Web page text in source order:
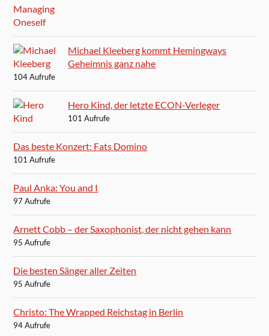
Michael Kleeberg kommt Hemingways
Geheimnis ganz nahe
104 Aufrufe
Hero Kind, der letzte ECON-Verleger
101 Aufrufe
Das beste Konzert: Fats Domino
101 Aufrufe
Paul Anka: You and I
97 Aufrufe
Arnett Cobb – der Saxophonist, der nicht gehen kann
95 Aufrufe
Die besten Sänger aller Zeiten
95 Aufrufe
Christo: The Wrapped Reichstag in Berlin
94 Aufrufe